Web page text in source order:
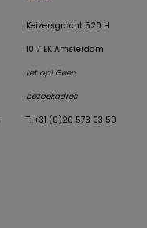
Keizersgracht 520 H
1017 EK Amsterdam
Let op! Geen
bezoekadres
T: +31 (0)20 573 03 50